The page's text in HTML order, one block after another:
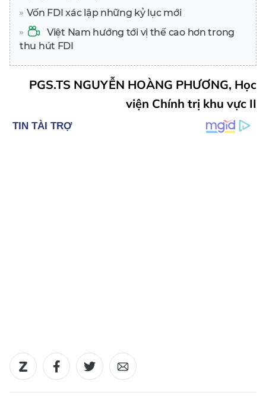
Vốn FDI xác lập những kỷ lục mới
Việt Nam hướng tới vị thế cao hơn trong
thu hút FDI
PGS.TS NGUYỄN HOÀNG PHƯƠNG, Học
viện Chính trị khu vực II